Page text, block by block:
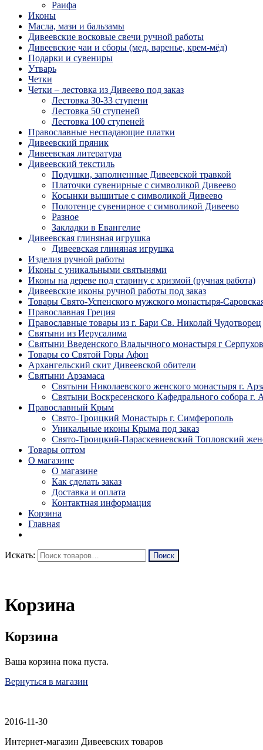
Раифа
Иконы
Масла, мази и бальзамы
Дивеевские восковые свечи ручной работы
Дивеевские чаи и сборы (мед, варенье, крем-мёд)
Подарки и сувениры
Утварь
Четки
Четки – лестовка из Дивеево под заказ
Лестовка 30-33 ступени
Лестовка 50 ступеней
Лестовка 100 ступеней
Православные неспадающие платки
Дивеевский пряник
Дивеевская литература
Дивеевский текстиль
Подушки, заполненные Дивеевской травкой
Платочки сувенирные с символикой Дивеево
Косынки вышитые с символикой Дивеево
Полотенце сувенирное с символикой Дивеево
Разное
Закладки в Евангелие
Дивеевская глиняная игрушка
Дивеевская глиняная игрушка
Изделия ручной работы
Иконы с уникальными святынями
Иконы на дереве под старину с хризмой (ручная работа)
Дивеевские иконы ручной работы под заказ
Товары Свято-Успенского мужского монастыря-
Православная Греция
Православные товары из г. Бари Св. Николай Чудотворец
Святыни из Иерусалима
Святыни Введенского Владычного монастыря г Серпухов
Товары со Святой Горы Афон
Архангельский скит Дивеевской обители
Святыни Арзамаса
Святыни Николаевского женского монастыря г.
Святыни Воскресенского Кафедрального собора г.
Православный Крым
Свято-Троицкий Монастырь г. Симферополь
Уникальные иконы Крыма под заказ
Свято-Троицкий-Параскевиевский Топловский
Товары оптом
О магазине
О магазине
Как сделать заказ
Доставка и оплата
Контактная информация
Корзина
Главная
Искать:
Корзина
Корзина
Ваша корзина пока пуста.
Вернуться в магазин
2016-11-30
Интернет-магазин Дивеевских товаров